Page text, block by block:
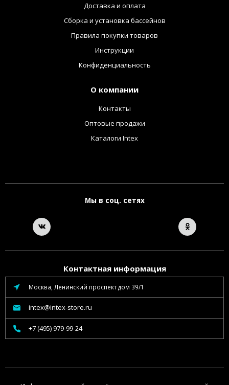
Доставка и оплата
Сборка и установка бассейнов
Правила покупки товаров
Инструкции
Конфиденциальность
О компании
Контакты
Оптовые продажи
Каталоги Intex
Мы в соц. сетях
Контактная информация
Москва, Ленинский проспект дом 39/1
intex@intex-store.ru
+7 (495) 979-99-24